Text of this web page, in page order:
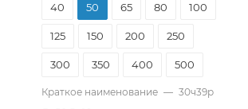
40 50 65 80 100
125 150 200 250
300 350 400 500
Краткое наименование — 30ч39р